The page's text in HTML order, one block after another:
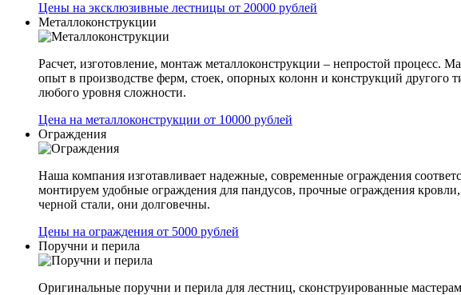
Цены на эксклюзивные лестницы от 20000 рублей
Металлоконструкции
Расчет, изготовление, монтаж металлоконструкции – непростой
опыт в производстве ферм, стоек, опорных колонн и конструкций другого
любого уровня сложности.
Цена на металлоконструкции от 10000 рублей
Ограждения
Наша компания изготавливает надежные, современные ограждения
монтируем удобные ограждения для пандусов, прочные ограждения
черной стали, они долговечны.
Цены на ограждения от 5000 рублей
Поручни и перила
Оригинальные поручни и перила для лестниц, сконструированные